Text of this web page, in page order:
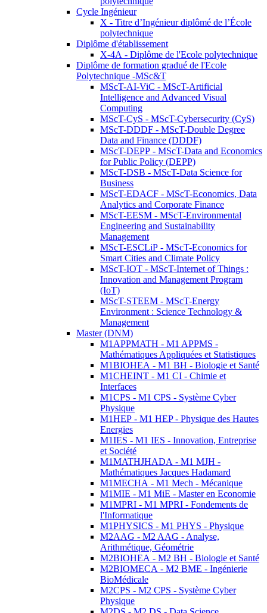
Cycle Ingénieur
X - Titre d’Ingénieur diplômé de l’École
polytechnique
Diplôme d'établissement
X-4A - Diplôme de l'Ecole polytechnique
Diplôme de formation gradué de l'Ecole
Polytechnique -MSc&T
MScT-AI-ViC - MScT-Artificial
Intelligence and Advanced Visual
Computing
MScT-CyS - MScT-Cybersecurity (CyS)
MScT-DDDF - MScT-Double Degree
Data and Finance (DDDF)
MScT-DEPP - MScT-Data and Economics
for Public Policy (DEPP)
MScT-DSB - MScT-Data Science for
Business
MScT-EDACF - MScT-Economics, Data
Analytics and Corporate Finance
MScT-EESM - MScT-Environmental
Engineering and Sustainability
Management
MScT-ESCLiP - MScT-Economics for
Smart Cities and Climate Policy
MScT-IOT - MScT-Internet of Things :
Innovation and Management Program
(IoT)
MScT-STEEM - MScT-Energy
Environment : Science Technology &
Management
Master (DNM)
M1APPMATH - M1 APPMS -
Mathématiques Appliquées et Statistiques
M1BIOHEA - M1 BH - Biologie et Santé
M1CHEINT - M1 CI - Chimie et
Interfaces
M1CPS - M1 CPS - Système Cyber
Physique
M1HEP - M1 HEP - Physique des Hautes
Energies
M1IES - M1 IES - Innovation, Entreprise
et Société
M1MATHJHADA - M1 MJH -
Mathématiques Jacques Hadamard
M1MECHA - M1 Mech - Mécanique
M1MIE - M1 MiE - Master en Economie
M1MPRI - M1 MPRI - Fondements de
l'Informatique
M1PHYSICS - M1 PHYS - Physique
M2AAG - M2 AAG - Analyse,
Arithmétique, Géométrie
M2BIOHEA - M2 BH - Biologie et Santé
M2BIOMECA - M2 BME - Ingénierie
BioMédicale
M2CPS - M2 CPS - Système Cyber
Physique